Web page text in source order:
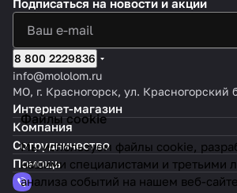
Файлы cookie
Мы используем файлы cookie,
нашими специалистами и третьими
анализа событий на нашем веб-
Подписаться на новости и акции
8 800 2229836
info@mololom.ru
МО, г. Красногорск, ул. Красногорский
Интернет-магазин
Компания
Сотрудничество
Помощь